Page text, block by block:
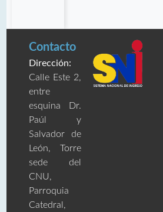
Contacto
Dirección:
Calle Este 2,
entre
esquina Dr.
Paúl y
Salvador de
León, Torre
sede del
CNU,
Parroquia
Catedral,